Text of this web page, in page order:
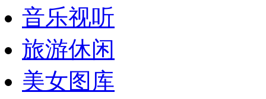
音乐视听
旅游休闲
美女图库